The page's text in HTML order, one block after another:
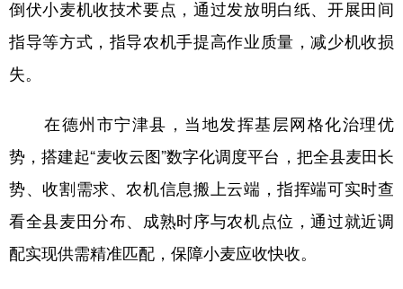
倒伏小麦机收技术要点，通过发放明白纸、开展田间
指导等方式，指导农机手提高作业质量，减少机收损
失。
在德州市宁津县，当地发挥基层网格化治理优
势，搭建起“麦收云图”数字化调度平台，把全县麦田长
势、收割需求、农机信息搬上云端，指挥端可实时查
看全县麦田分布、成熟时序与农机点位，通过就近调
配实现供需精准匹配，保障小麦应收快收。